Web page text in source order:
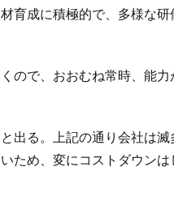
育成に積極的で、多様な
ので、おおむね常時、能
出る。上記の通り会社は滅
ため、変にコストダウン